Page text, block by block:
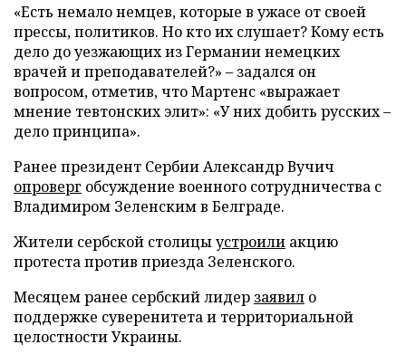
«Есть немало немцев, которые в ужасе от своей
прессы, политиков. Но кто их слушает? Кому есть
дело до уезжающих из Германии немецких
врачей и преподавателей?» – задался он
вопросом, отметив, что Мартенс «выражает
мнение тевтонских элит»: «У них добить русских –
дело принципа».
Ранее президент Сербии Александр Вучич
опроверг обсуждение военного сотрудничества с
Владимиром Зеленским в Белграде.
Жители сербской столицыустроили акцию
протеста против приезда Зеленского.
Месяцем ранее сербский лидер заявил о
поддержке суверенитета и территориальной
целостности Украины.